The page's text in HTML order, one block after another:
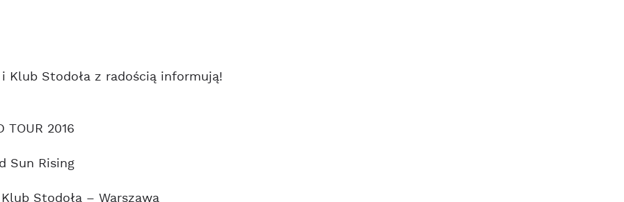
Klub Stodoła z radością informują!
TOUR 2016
Sun Rising